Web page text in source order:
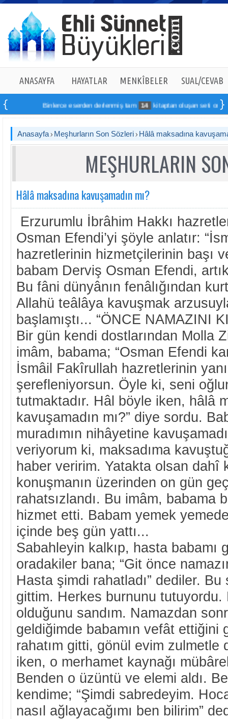
ANASAYFA HAYATLAR MENKÎBELER SUAL/CEVAB
Binlerce eserden derlenmiş tam 14 kitaptan oluşan seti online
Anasayfa Meşhurların Son Sözleri Hâlâ maksadına
MEŞHURLARIN
Hâlâ maksadına kavuşamadın mı?
Erzurumlu İbrâhim Hakkı
Osman Efendi’yi şöyle anlatır:
hazretlerinin hizmetçilerinin başı
babam Derviş Osman Efendi,
Bu fâni dünyânın fenâlığından
Allahü teâlâya kavuşmak
başlamıştı... “ÖNCE NAMAZINI
Bir gün kendi dostlarından Molla
imâm, babama; “Osman Efendi
İsmâil Fakîrullah hazretlerinin
şerefleniyorsun. Öyle ki, seni
tutmaktadır. Hâl böyle iken, hâlâ
kavuşamadın mı?” diye sordu.
muradımın nihâyetine
veriyorum ki, maksadıma
haber veririm. Yatakta olsan dahî
konuşmanın üzerinden on gün
rahatsızlandı. Bu imâm, babama
hizmet etti. Babam yemek
içinde beş gün yattı...
Sabahleyin kalkıp, hasta babamı
oradakiler bana; “Git önce
Hasta şimdi rahatladı” dediler.
gittim. Herkes burnunu tutuyordu.
olduğunu sandım. Namazdan
geldiğimde babamın vefât ettiğini
rahatım gitti, gönül evim zulmetle
iken, o merhamet kaynağı
Benden o üzüntü ve elemi aldı.
kendime; “Şimdi sabredeyim.
nasıl ağlayacağımı ben bilirim”